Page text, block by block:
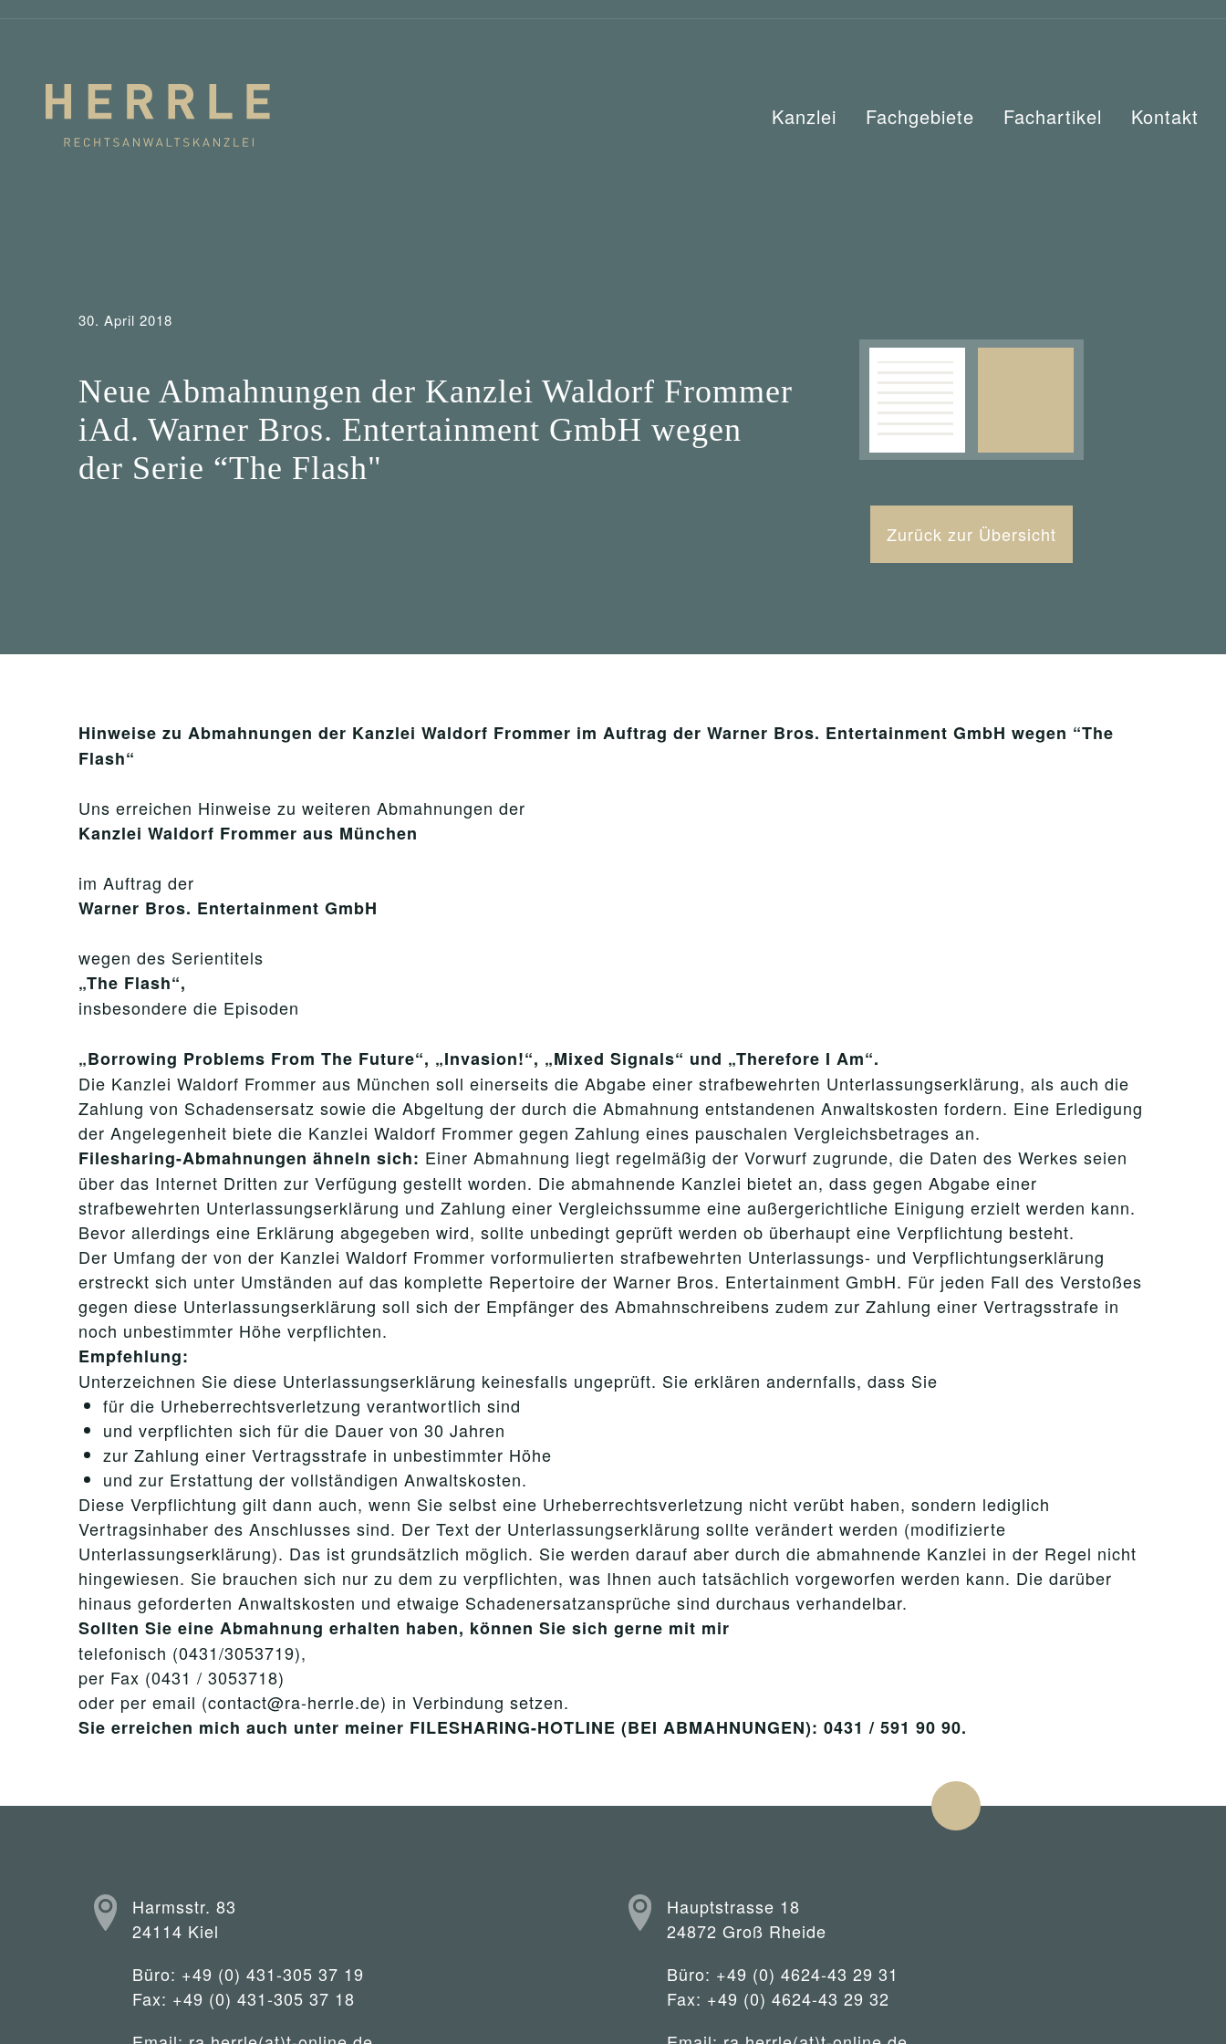
Kanzlei Fachgebiete Fachartikel Kontakt
30. April 2018
Neue Abmahnungen der Kanzlei Waldorf Frommer
iAd. Warner Bros. Entertainment GmbH wegen
der Serie “The Flash"
Zurück zur Übersicht
Hinweise zu Abmahnungen der Kanzlei Waldorf Frommer im Auftrag der Warner Bros. Entertainment GmbH wegen “The
Flash“
Uns erreichen Hinweise zu weiteren Abmahnungen der
Kanzlei Waldorf Frommer aus München
im Auftrag der
Warner Bros. Entertainment GmbH
wegen des Serientitels
„The Flash“,
insbesondere die Episoden
„Borrowing Problems From The Future“, „Invasion!“, „Mixed Signals“ und „Therefore I Am“.
Die Kanzlei Waldorf Frommer aus München soll einerseits die Abgabe einer strafbewehrten Unterlassungserklärung, als auch die
Zahlung von Schadensersatz sowie die Abgeltung der durch die Abmahnung entstandenen Anwaltskosten fordern. Eine Erledigung
der Angelegenheit biete die Kanzlei Waldorf Frommer gegen Zahlung eines pauschalen Vergleichsbetrages an.
Filesharing-Abmahnungen ähneln sich: Einer Abmahnung liegt regelmäßig der Vorwurf zugrunde, die Daten des Werkes seien
über das Internet Dritten zur Verfügung gestellt worden. Die abmahnende Kanzlei bietet an, dass gegen Abgabe einer
strafbewehrten Unterlassungserklärung und Zahlung einer Vergleichssumme eine außergerichtliche Einigung erzielt werden kann.
Bevor allerdings eine Erklärung abgegeben wird, sollte unbedingt geprüft werden ob überhaupt eine Verpflichtung besteht.
Der Umfang der von der Kanzlei Waldorf Frommer vorformulierten strafbewehrten Unterlassungs- und Verpflichtungserklärung
erstreckt sich unter Umständen auf das komplette Repertoire der Warner Bros. Entertainment GmbH. Für jeden Fall des Verstoßes
gegen diese Unterlassungserklärung soll sich der Empfänger des Abmahnschreibens zudem zur Zahlung einer Vertragsstrafe in
noch unbestimmter Höhe verpflichten.
Empfehlung:
Unterzeichnen Sie diese Unterlassungserklärung keinesfalls ungeprüft. Sie erklären andernfalls, dass Sie
für die Urheberrechtsverletzung verantwortlich sind
und verpflichten sich für die Dauer von 30 Jahren
zur Zahlung einer Vertragsstrafe in unbestimmter Höhe
und zur Erstattung der vollständigen Anwaltskosten.
Diese Verpflichtung gilt dann auch, wenn Sie selbst eine Urheberrechtsverletzung nicht verübt haben, sondern lediglich
Vertragsinhaber des Anschlusses sind. Der Text der Unterlassungserklärung sollte verändert werden (modifizierte
Unterlassungserklärung). Das ist grundsätzlich möglich. Sie werden darauf aber durch die abmahnende Kanzlei in der Regel nicht
hingewiesen. Sie brauchen sich nur zu dem zu verpflichten, was Ihnen auch tatsächlich vorgeworfen werden kann. Die darüber
hinaus geforderten Anwaltskosten und etwaige Schadenersatzansprüche sind durchaus verhandelbar.
Sollten Sie eine Abmahnung erhalten haben, können Sie sich gerne mit mir
telefonisch (0431/3053719),
per Fax (0431 / 3053718)
oder per email (contact@ra-herrle.de) in Verbindung setzen.
Sie erreichen mich auch unter meiner FILESHARING-HOTLINE (BEI ABMAHNUNGEN): 0431 / 591 90 90.
Harmsstr. 83
24114 Kiel
Büro: +49 (0) 431-305 37 19
Fax: +49 (0) 431-305 37 18
Hauptstrasse 18
24872 Groß Rheide
Büro: +49 (0) 4624-43 29 31
Fax: +49 (0) 4624-43 29 32